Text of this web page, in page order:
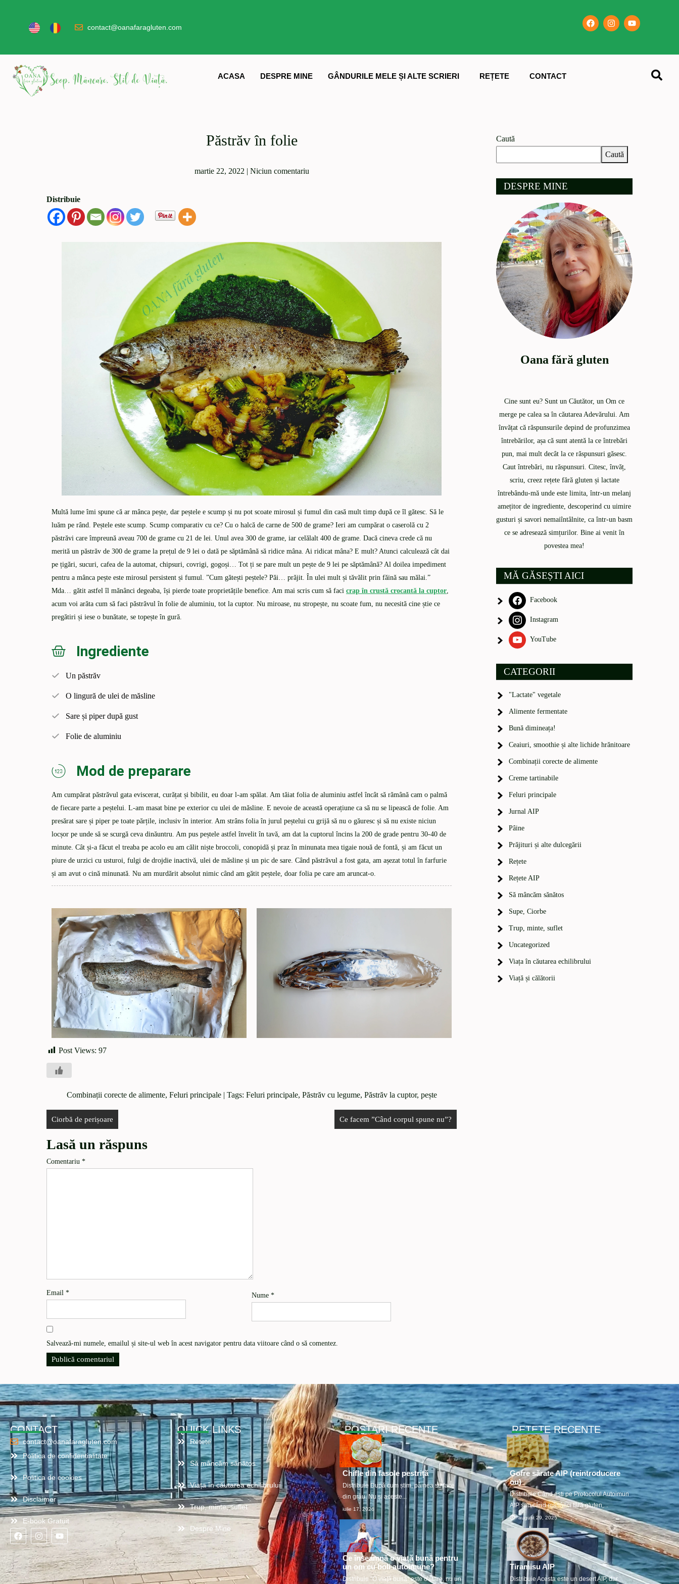
contact@oanafaragluten.com
ACASA DESPRE MINE GÂNDURILE MELE ȘI ALTE SCRIERI REȚETE CONTACT
Păstrăv în folie
martie 22, 2022 | Niciun comentariu
Distribuie
Multă lume îmi spune că ar mânca pește, dar peștele e scump și nu pot scoate mirosul și fumul din casă mult timp după ce îl gătesc. Să le
luăm pe rând. Peștele este scump. Scump comparativ cu ce? Cu o halcă de carne de 500 de grame? Ieri am cumpărat o caserolă cu 2
păstrăvi care împreună aveau 700 de grame cu 21 de lei. Unul avea 300 de grame, iar celălalt 400 de grame. Dacă cineva crede că nu
merită un păstrăv de 300 de grame la prețul de 9 lei o dată pe săptămână să ridice mâna. Ai ridicat mâna? E mult? Atunci calculează cât dai
pe țigări, sucuri, cafea de la automat, chipsuri, covrigi, gogoși… Tot ți se pare mult un pește de 9 lei pe săptămână? Al doilea impediment
pentru a mânca pește este mirosul persistent și fumul. ”Cum gătești peștele? Păi… prăjit. În ulei mult și tăvălit prin făină sau mălai.”
Mda… gătit astfel îl mănânci degeaba, își pierde toate proprietățile benefice. Am mai scris cum să faci crap în crustă crocantă la cuptor
acum voi arăta cum să faci păstrăvul în folie de aluminiu, tot la cuptor. Nu miroase, nu stropește, nu scoate fum, nu necesită cine știe ce
pregătiri și iese o bunătate, se topește în gură.
Ingrediente
Un păstrăv
O lingură de ulei de măsline
Sare și piper după gust
Folie de aluminiu
Mod de preparare
Am cumpărat păstrăvul gata eviscerat, curățat și bibilit, eu doar l-am spălat. Am tăiat folia de aluminiu astfel încât să rămână cam o palmă
de fiecare parte a peștelui. L-am masat bine pe exterior cu ulei de măsline. E nevoie de această operațiune ca să nu se lipească de folie. Am
presărat sare și piper pe toate părțile, inclusiv în interior. Am strâns folia în jurul peștelui cu grijă să nu o găuresc și să nu existe niciun
locșor pe unde să se scurgă ceva dinăuntru. Am pus peștele astfel învelit în tavă, am dat la cuptorul încins la 200 de grade pentru 30-40 de
minute. Cât și-a făcut el treaba pe acolo eu am călit niște broccoli, conopidă și praz în minunata mea tigaie nouă de fontă, și am făcut un
piure de urzici cu usturoi, fulgi de drojdie inactivă, ulei de măsline și un pic de sare. Când păstrăvul a fost gata, am așezat totul în farfurie
și am avut o cină minunată. Nu am murdărit absolut nimic când am gătit peștele, doar folia pe care am aruncat-o.
Post Views: 97
Combinații corecte de alimente, Feluri principale| Tags: Feluri principale, Păstrăv cu legume, Păstrăv la cuptor, pește
Ciorbă de perișoare Ce facem ”Când corpul spune nu”?
Lasă un răspuns
Comentariu *
Nume *
Email *
Salvează-mi numele, emailul și site-ul web în acest navigator pentru data viitoare când o să comentez.
Caută
Caută
DESPRE MINE
Oana fără gluten
Cine sunt eu? Sunt un Căutător, un Om ce
merge pe calea sa în căutarea Adevărului. Am
învățat că răspunsurile depind de profunzimea
întrebărilor, așa că sunt atentă la ce întrebări
pun, mai mult decât la ce răspunsuri găsesc.
Caut întrebări, nu răspunsuri. Citesc, învăț,
scriu, creez rețete fără gluten și lactate
întrebându-mă unde este limita, într-un melanj
amețitor de ingrediente, descoperind cu uimire
gusturi și savori nemaiîntâlnite, ca într-un basm
ce se adresează simțurilor. Bine ai venit în
povestea mea!
MĂ GĂSEȘTI AICI
Facebook
Instagram
YouTube
CATEGORII
"Lactate" vegetale
Alimente fermentate
Bună dimineața!
Ceaiuri, smoothie și alte lichide hrănitoare
Combinații corecte de alimente
Creme tartinabile
Feluri principale
Jurnal AIP
Pâine
Prăjituri și alte dulcegării
Rețete
Rețete AIP
Să mâncăm sănătos
Supe, Ciorbe
Trup, minte, suflet
Uncategorized
Viața în căutarea echilibrului
Viață și călătorii
CONTACT
contact@oanafaragluten.com
Politica de confidentialitate
Politica de cookies
Disclaimer
E-book Gratuit
QUICK LINKS
Retete
Să mâncăm sănătos
Viața în căutarea echilibrului
Trup, minte, suflet
Despre Mine
POSTARI RECENTE
Chifle din fasole pestriță
Distribuie După cum știm, pâinea se face
din grâu. Nu și aceste...
iulie 17, 2026
Ce înseamnă o viață bună pentru
un om cu boli autoimune?
Distribuie ”O viață bună” este o stare, nu un
RETETE RECENTE
Gofre sărate AIP (reintroducere
ou)
Distribuie Când ești pe Protocolul Autoimun
AIP sau când mănânci fără gluten,...
august 29, 2025
Tiramisu AIP
Distribuie Acesta este un desert AIP, dar